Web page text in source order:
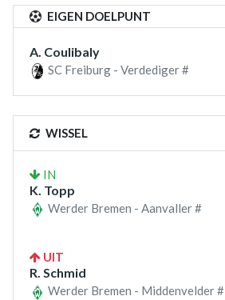
EIGEN DOELPUNT
A. Coulibaly
SC Freiburg - Verdediger #
WISSEL
IN
K. Topp
Werder Bremen - Aanvaller #
UIT
R. Schmid
Werder Bremen - Middenvelder #